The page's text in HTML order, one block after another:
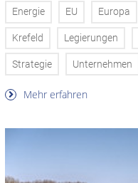
Energie EU Europa
Krefeld Legierungen
Strategie Unternehmen
Mehr erfahren